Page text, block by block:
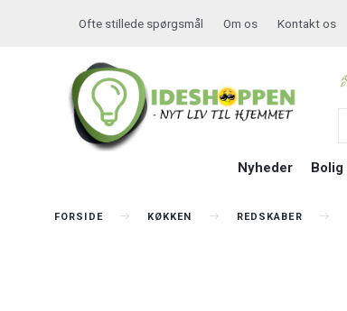
Ofte stillede spørgsmål Om os Kontakt os
Nyheder Bolig
FORSIDE KØKKEN REDSKABER